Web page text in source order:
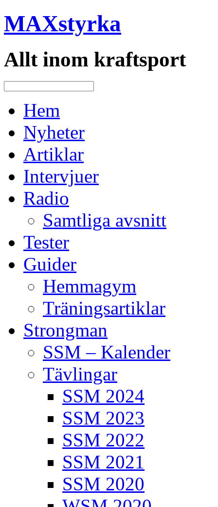
MAXstyrka
Allt inom kraftsport
Hem
Nyheter
Artiklar
Intervjuer
Radio
Samtliga avsnitt
Tester
Guider
Hemmagym
Träningsartiklar
Strongman
SSM – Kalender
Tävlingar
SSM 2024
SSM 2023
SSM 2022
SSM 2021
SSM 2020